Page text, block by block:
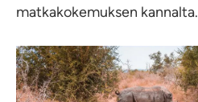
matkakokemuksen kannalta.